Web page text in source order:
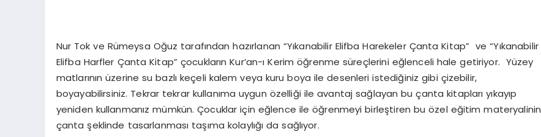
Nur Tok ve Rümeysa Oğuz tarafından hazırlanan “Yıkanabilir Elifba Harekeler Çanta Kitap” ve “Yıkanabilir
Elifba Harfler Çanta Kitap” çocukların Kur’an-ı Kerim öğrenme süreçlerini eğlenceli hale getiriyor. Yüzey
matlarının üzerine su bazlı keçeli kalem veya kuru boya ile desenleri istediğiniz gibi çizebilir,
boyayabilirsiniz. Tekrar tekrar kullanıma uygun özelliği ile avantaj sağlayan bu çanta kitapları yıkayıp
yeniden kullanmanız mümkün. Çocuklar için eğlence ile öğrenmeyi birleştiren bu özel eğitim materyalinin
çanta şeklinde tasarlanması taşıma kolaylığı da sağlıyor.